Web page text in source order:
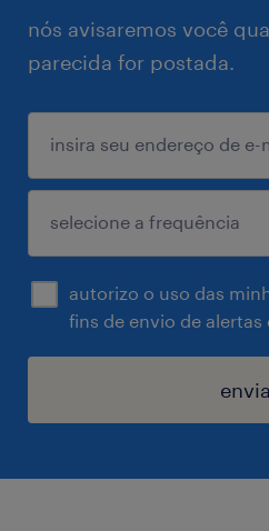
nós avisaremos você
parecida for postada.
autorizo o uso das
fins de envio de alertas